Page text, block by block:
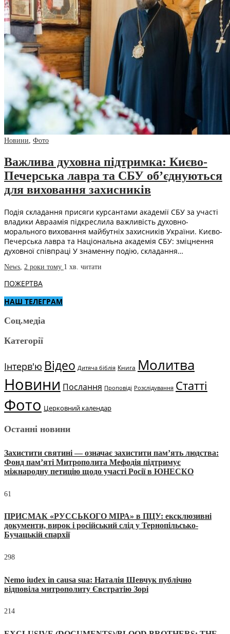
Новини, Фото
Важлива духовна підтримка: Києво-
Печерська лавра та СБУ об’єднуються
для виховання захисників
Подія складання присяги курсантами академії СБУ за участі
владики Авраамія підкреслила важливість духовно-
морального виховання майбутніх захисників України. Києво-
Печерська лавра та Національна академія СБУ: зміцнення
духовної співпраці У знаменну подію, складання…
News, 2 роки тому 1 хв. читати
ПОЖЕРТВА
НАШ ТЕЛЕГРАМ
Соц.медіа
Категорії
Інтерв'ю Відео Дитяча біблія Книга Молитва
Новини Послання Проповіді Розслідування Статті
Фото Церковний календар
Останні новини
Захистити святині — означає захистити пам’ять людства:
Фонд пам’яті Митрополита Мефодія підтримує
міжнародну петицію щодо участі Росії в ЮНЕСКО
61
ПРИСМАК «РУССЬКОГО МІРА» в ПЦУ: ексклюзивні
документи, вирок і російський слід у Тернопільсько-
Бучацькій єпархії
298
Nemo iudex in causa sua: Наталія Шевчук публічно
відповіла митрополиту Євстратію Зорі
214